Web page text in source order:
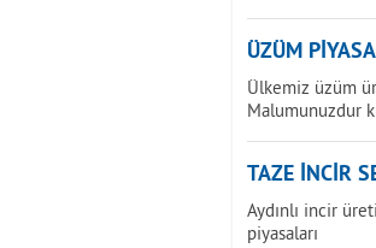
ÜZÜM
Ülkemiz üzüm
Malumunuzdur
TAZE İNCİR
Aydınlı incir
piyasaları